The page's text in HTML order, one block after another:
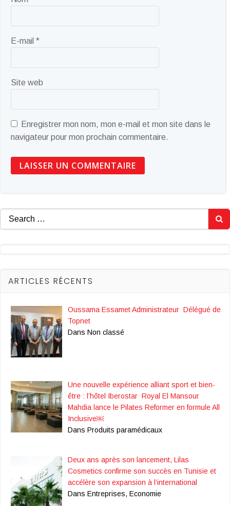
E-mail *
Site web
Enregistrer mon nom, mon e-mail et mon site dans le
navigateur pour mon prochain commentaire.
Search
for:
ARTICLES RÉCENTS
Oussama Essamet Administrateur Délégué de
Topnet
Dans Non classé
Une nouvelle expérience alliant sport et bien-
être : l’hôtel Iberostar Royal El Mansour
Mahdia lance le Pilates Reformer en formule All
Inclusive￼
Dans Produits paramédicaux
Deux ans après son lancement, Lilas
Cosmetics confirme son succès en Tunisie et
accélère son expansion à l’international
Dans Entreprises, Economie